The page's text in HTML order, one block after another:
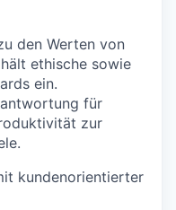
den Werten von
ethische sowie
ein.
für
zur
kundenorientierter